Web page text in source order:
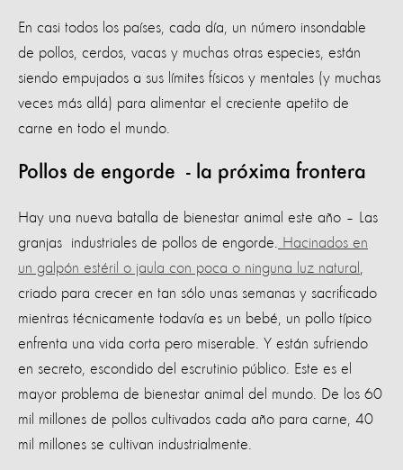
En casi todos los países, cada día, un número insondable
de pollos, cerdos, vacas y muchas otras especies, están
siendo empujados a sus límites físicos y mentales (y muchas
veces más allá) para alimentar el creciente apetito de
carne en todo el mundo.
Pollos de engorde - la próxima frontera
Hay una nueva batalla de bienestar animal este año – Las
granjas industriales de pollos de engorde.
Hacinados en
un galpón estéril o jaula con poca o ninguna luz natural
criado para crecer en tan sólo unas semanas y sacrificado
mientras técnicamente todavía es un bebé, un pollo típico
enfrenta una vida corta pero miserable. Y están sufriendo
en secreto, escondido del escrutinio público. Este es el
mayor problema de bienestar animal del mundo. De los 60
mil millones de pollos cultivados cada año para carne, 40
mil millones se cultivan industrialmente.